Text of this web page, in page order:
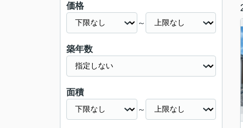
価格
～
築年数
面積
～